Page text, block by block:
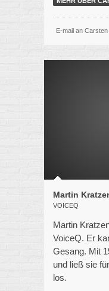
E-mail an
Martin
VOICEQ
Martin
VoiceQ. Er
Gesang. Mit
und ließ sie
los.